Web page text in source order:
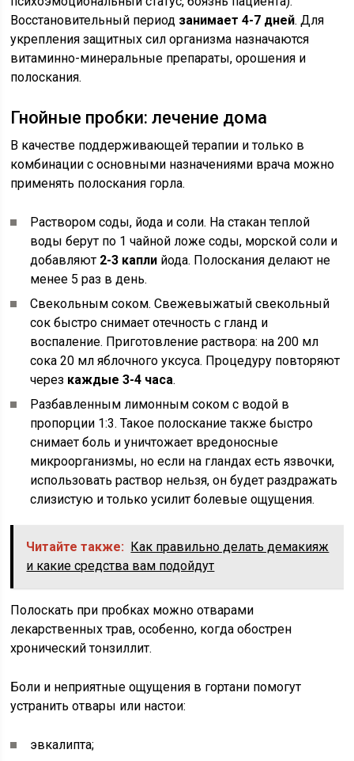
Восстановительный период занимает 4-7 дней. Для
укрепления защитных сил организма назначаются
витаминно-минеральные препараты, орошения и
полоскания.
Гнойные пробки: лечение дома
В качестве поддерживающей терапии и только в
комбинации с основными назначениями врача можно
применять полоскания горла.
Раствором соды, йода и соли. На стакан теплой
воды берут по 1 чайной ложе соды, морской соли и
добавляют 2-3 капли йода. Полоскания делают не
менее 5 раз в день.
Свекольным соком. Свежевыжатый свекольный
сок быстро снимает отечность с гланд и
воспаление. Приготовление раствора: на 200 мл
сока 20 мл яблочного уксуса. Процедуру повторяют
через каждые 3-4 часа.
Разбавленным лимонным соком с водой в
пропорции 1:3. Такое полоскание также быстро
снимает боль и уничтожает вредоносные
микроорганизмы, но если на гландах есть язвочки,
использовать раствор нельзя, он будет раздражать
слизистую и только усилит болевые ощущения.
Читайте также: Как правильно делать демакияж
и какие средства вам подойдут
Полоскать при пробках можно отварами
лекарственных трав, особенно, когда обострен
хронический тонзиллит.
Боли и неприятные ощущения в гортани помогут
устранить отвары или настои:
эвкалипта;